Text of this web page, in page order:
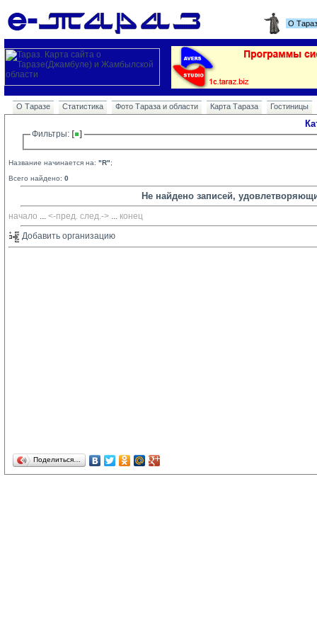
О
О Таразе Статистика Фото Тараза и области Карта Тараза Гостиницы
Фильтры:
Название начинается на: "R";
Всего найдено: 0
Не найдено записей,
начало ... <-пред. след.-> ... конец
Добавить организацию
Поделиться…